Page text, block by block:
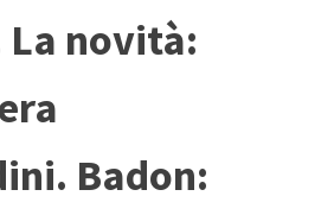
La novità:
Badon: